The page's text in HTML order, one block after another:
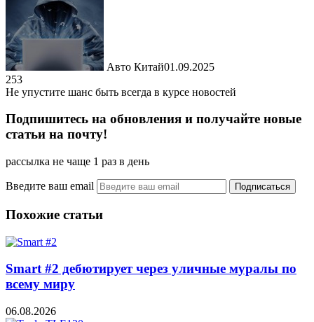
Авто Китай01.09.2025
253
Не упустите шанс быть всегда в курсе новостей
Подпишитесь на обновления и получайте новые
статьи на почту!
рассылка не чаще 1 раз в день
Введите ваш email
Похожие статьи
Smart #2 дебютирует через уличные муралы по
всему миру
06.08.2026